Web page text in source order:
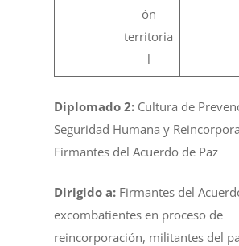
ón
territoria
l
Diplomado 2: Cultura de
Seguridad Humana y
Firmantes del Acuerdo de Paz
Dirigido a: Firmantes del
excombatientes en proceso de
reincorporación, militantes del